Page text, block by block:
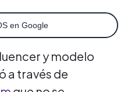
en Google
y modelo
a través de